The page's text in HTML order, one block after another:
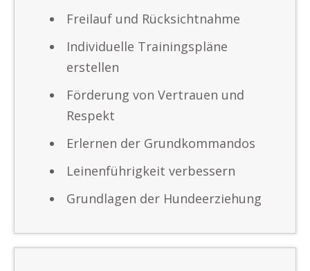
Freilauf und Rücksichtnahme
Individuelle Trainingspläne
erstellen
Förderung von Vertrauen und
Respekt
Erlernen der Grundkommandos
Leinenführigkeit verbessern
Grundlagen der Hundeerziehung